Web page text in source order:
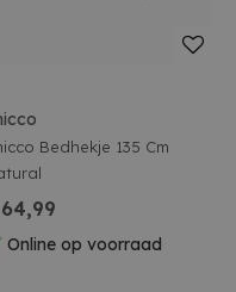
Bedhekje 135 Cm
Online op voorraad